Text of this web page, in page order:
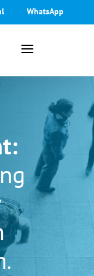
WhatsApp